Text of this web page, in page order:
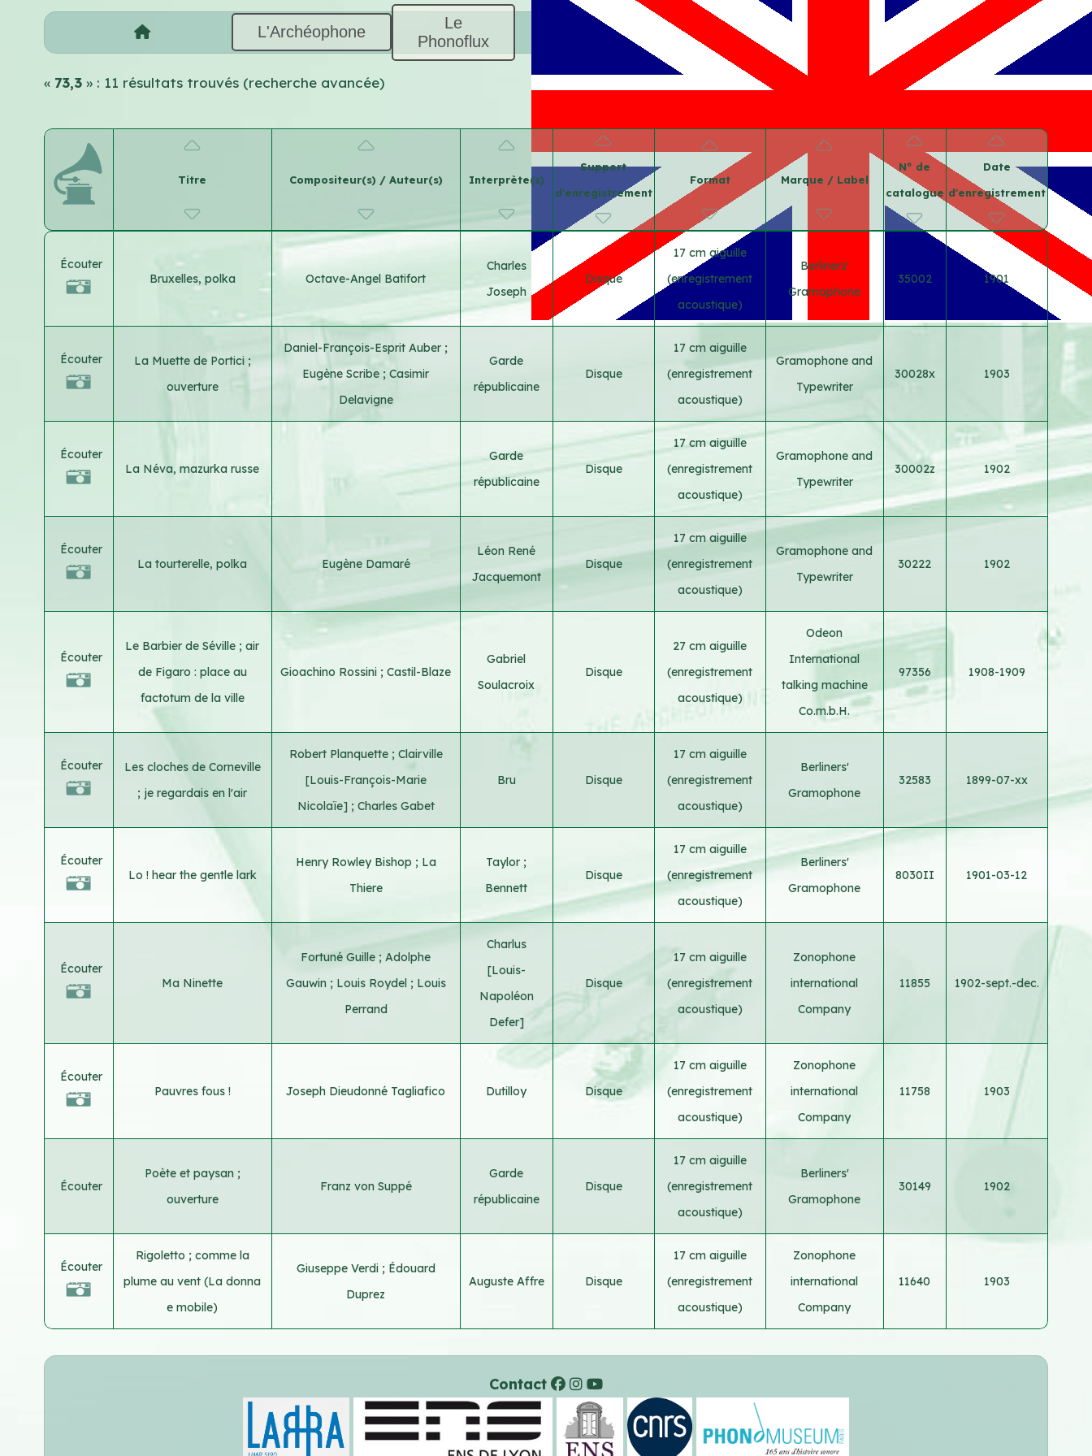
L'Archéophone
Le
Phonoflux
«73,3 » : 11 résultats trouvés (recherche avancée)
Titre Compositeur(s) / Auteur(s) Interprète(s)
Support
d'enregistrement
Format Marque / Label
N° de
catalogue
Date
d'enregistrement
Écouter
Bruxelles, polka
Octave-Angel Batifort
Charles
Joseph
Disque
17 cm aiguille
(enregistrement
acoustique)
Berliners'
Gramophone
35002 1901
Écouter
La Muette de Portici ;
ouverture
Daniel-François-Esprit Auber ;
Eugène Scribe ;Casimir
Delavigne
Garde
républicaine
Disque
17 cm aiguille
(enregistrement
acoustique)
Gramophone and
Typewriter
30028x 1903
Écouter
La Néva, mazurka russe
Garde
républicaine
Disque
17 cm aiguille
(enregistrement
acoustique)
Gramophone and
Typewriter
30002z 1902
Écouter
La tourterelle, polka
Eugène Damaré
Léon René
Jacquemont
Disque
17 cm aiguille
(enregistrement
acoustique)
Gramophone and
Typewriter
30222 1902
Écouter
Le Barbier de Séville ; air
de Figaro : place au
factotum de la ville
Gioachino Rossini ;Castil-Blaze
Gabriel
Soulacroix
Disque
27 cm aiguille
(enregistrement
acoustique)
Odeon
International
talking machine
Co.m.b.H.
97356 1908-1909
Écouter
Les cloches de Corneville
; je regardais en l'air
Robert Planquette ; Clairville
[Louis-François-Marie
Nicolaïe] ; Charles Gabet
Bru Disque
17 cm aiguille
(enregistrement
acoustique)
Berliners'
Gramophone
32583 1899-07-xx
Écouter
Lo ! hear the gentle lark
Henry Rowley Bishop ; La
Thiere
Taylor ;
Bennett
Disque
17 cm aiguille
(enregistrement
acoustique)
Berliners'
Gramophone
8030II 1901-03-12
Écouter
Ma Ninette
Fortuné Guille ;Adolphe
Gauwin ; Louis Roydel ; Louis
Perrand
Charlus
[Louis-
Napoléon
Defer]
Disque
17 cm aiguille
(enregistrement
acoustique)
Zonophone
international
Company
11855 1902-sept.-dec.
Écouter
Pauvres fous !
Joseph Dieudonné Tagliafico Dutilloy Disque
17 cm aiguille
(enregistrement
acoustique)
Zonophone
international
Company
11758 1903
Écouter
Poète et paysan ;
ouverture
Franz von Suppé
Garde
républicaine
Disque
17 cm aiguille
(enregistrement
acoustique)
Berliners'
Gramophone
30149 1902
Écouter
Rigoletto ; comme la
plume au vent (La donna
e mobile)
Giuseppe Verdi ; Édouard
Duprez
Auguste Affre Disque
17 cm aiguille
(enregistrement
acoustique)
Zonophone
international
Company
11640 1903
Contact